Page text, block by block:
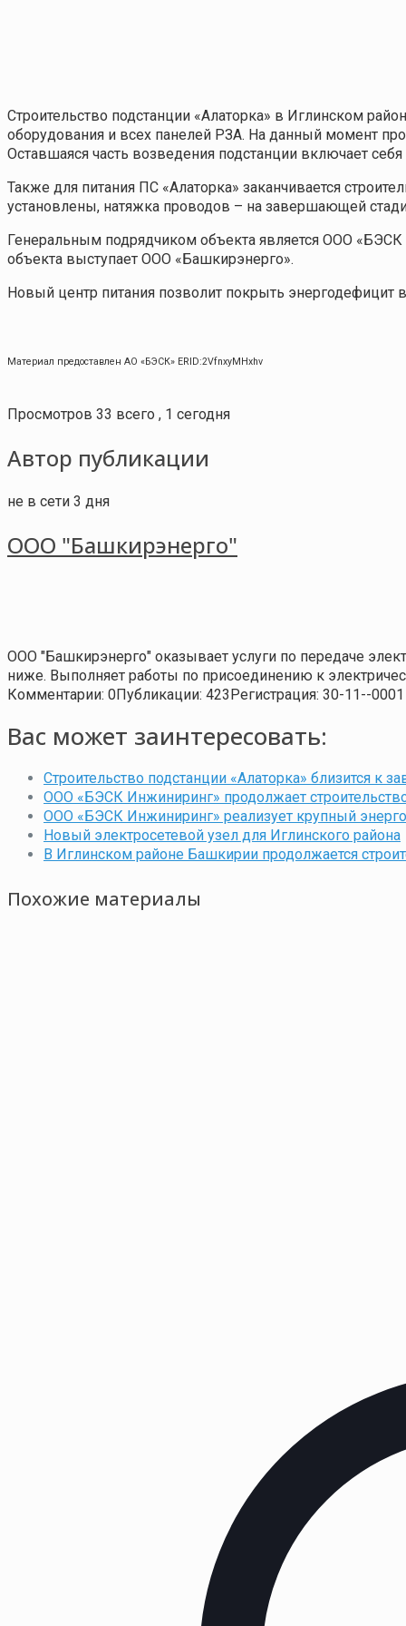
Строительство подстанции «Алаторка» в Иглинском
оборудования и всех панелей РЗА. На данный момент
Оставшаяся часть возведения подстанции включает
Также для питания ПС «Алаторка» заканчивается
установлены, натяжка проводов – на завершающей
Генеральным подрядчиком объекта является ООО
объекта выступает ООО «Башкирэнерго».
Новый центр питания позволит покрыть энергодефицит
Материал предоставлен АО «БЭСК» ERID:2VfnxyMHxhv
Просмотров 33 всего , 1 сегодня
Автор публикации
не в сети 3 дня
ООО "Башкирэнерго"
ООО "Башкирэнерго" оказывает услуги по передаче
ниже. Выполняет работы по присоединению к
Комментарии: 0Публикации: 423Регистрация: 30-11--0001
Вас может заинтересовать:
Строительство подстанции «Алаторка» близится к
ООО «БЭСК Инжиниринг» продолжает
ООО «БЭСК Инжиниринг» реализует крупный
Новый электросетевой узел для Иглинского района
В Иглинском районе Башкирии продолжается
Похожие материалы